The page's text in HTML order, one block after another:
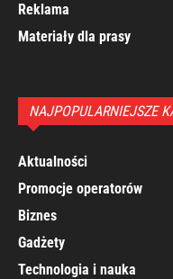
Reklama
Materiały dla prasy
NAJPOPULARNIEJSZE
Aktualności
Promocje operatorów
Biznes
Gadżety
Technologia i nauka